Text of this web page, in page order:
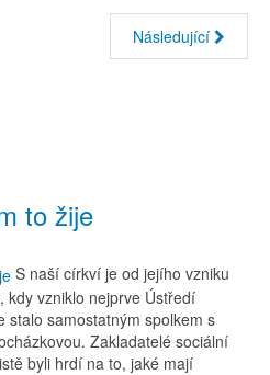
Následující
to žije
S naší církví je od jejího vzniku
kdy vzniklo nejprve Ústředí
stalo samostatným spolkem s
Zakladatelé sociální
byli hrdí na to, jaké mají